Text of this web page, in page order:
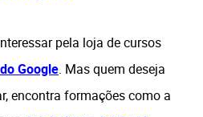
pela loja de cursos
Google. Mas quem deseja
encontra formações como a